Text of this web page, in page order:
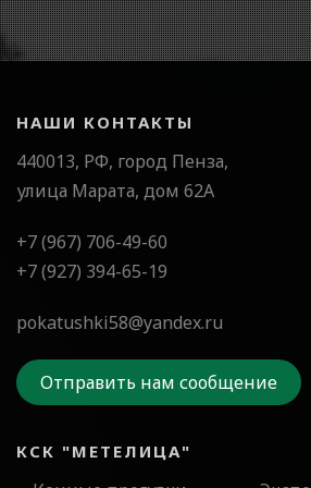
НАШИ КОНТАКТЫ
440013, РФ, город Пенза,
улица Марата, дом 62А
+7 (967) 706-49-60
+7 (927) 394-65-19
pokatushki58@yandex.ru
Отправить нам сообщение
КСК "МЕТЕЛИЦА"